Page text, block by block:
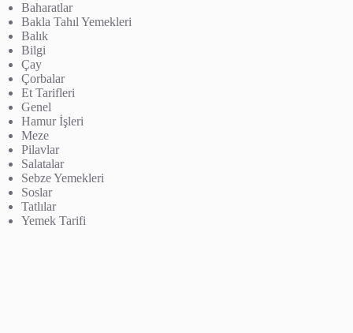
Baharatlar
Bakla Tahıl Yemekleri
Balık
Bilgi
Çay
Çorbalar
Et Tarifleri
Genel
Hamur İşleri
Meze
Pilavlar
Salatalar
Sebze Yemekleri
Soslar
Tatlılar
Yemek Tarifi